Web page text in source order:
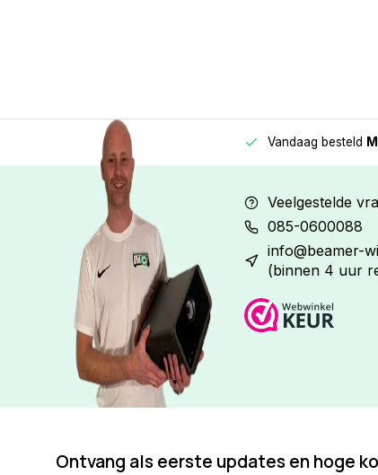
3 gelijke delen Vandaag besteld
Veelgestelde
085-0600088
info@beamer-
(binnen 4 uur
Ontvang als eerste updates en hoge